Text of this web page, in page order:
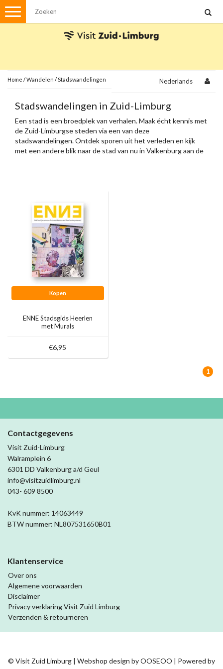
Menu
Met de auto
Visvergunningen
Brochures en kaarten
Plattegronden
Uit de streek
Ansichtkaarten
Home /Wandelen /Stadswandelingen Nederlands
Stadswandelingen in Zuid-Limburg
Een stad is een broedplek van verhalen. Maak écht kennis met
de Zuid-Limburgse steden via een van deze
stadswandelingen. Ontdek sporen uit het verleden en kijk
met een andere blik naar de stad van nu in Valkenburg aan de
Kopen
ENNE Stadsgids Heerlen
met Murals
€6,95
1
Contactgegevens
Visit Zuid-Limburg
Walramplein 6
6301 DD Valkenburg a/d Geul
info@visitzuidlimburg.nl
043- 609 8500
KvK nummer: 14063449
BTW nummer: NL807531650B01
Klantenservice
Over ons
Algemene voorwaarden
Disclaimer
Privacy verklaring Visit Zuid Limburg
Verzenden & retourneren
© Visit Zuid Limburg | Webshop design byOOSEOO | Powered by